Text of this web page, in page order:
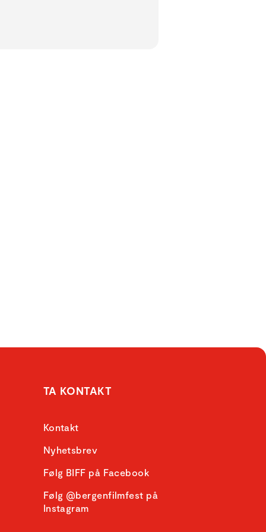
TA KONTAKT
Kontakt
Nyhetsbrev
Følg BIFF på Facebook
Følg @bergenfilmfest på
Instagram